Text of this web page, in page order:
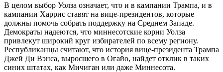
В целом выбор Уолза означает, что и в кампании Трампа, и в
кампании Харрис ставят на вице-президентов, которые
должны помочь собрать поддержку на Среднем Западе.
Демократы надеются, что миннесотские корни Уолза
привлекут широкий круг избирателей по всему региону.
Республиканцы считают, что история вице-президента Трампа
Джей Ди Вэнса, выросшего в Огайо, найдет отклик в таких
синих штатах, как Мичиган или даже Миннесота.